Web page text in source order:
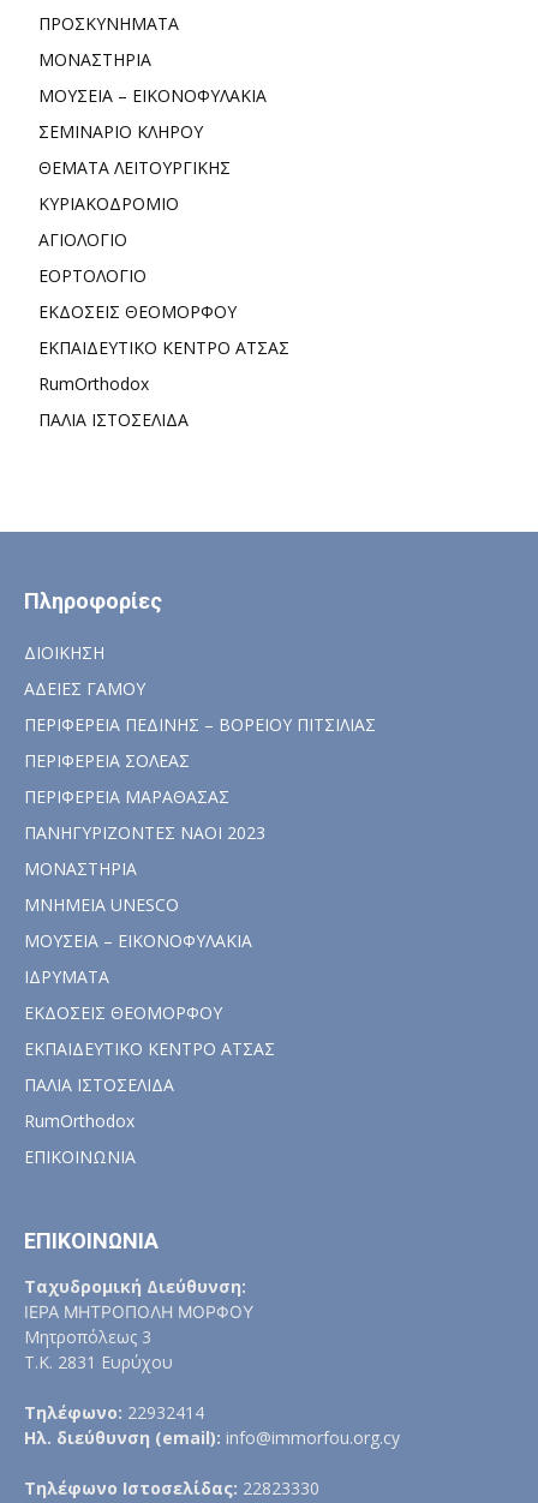
ΠΡΟΣΚΥΝΗΜΑΤΑ
ΜΟΝΑΣΤΗΡΙΑ
ΜΟΥΣΕΙΑ – ΕΙΚΟΝΟΦΥΛΑΚΙΑ
ΣΕΜΙΝΑΡΙΟ ΚΛΗΡΟΥ
ΘΕΜΑΤΑ ΛΕΙΤΟΥΡΓΙΚΗΣ
ΚΥΡΙΑΚΟΔΡΟΜΙΟ
ΑΓΙΟΛΟΓΙΟ
ΕΟΡΤΟΛΟΓΙΟ
ΕΚΔΟΣΕΙΣ ΘΕΟΜΟΡΦΟΥ
ΕΚΠΑΙΔΕΥΤΙΚΟ ΚΕΝΤΡΟ ΑΤΣΑΣ
RumOrthodox
ΠΑΛΙΑ ΙΣΤΟΣΕΛΙΔΑ
Πληροφορίες
ΔΙΟΙΚΗΣΗ
ΑΔΕΙΕΣ ΓΑΜΟΥ
ΠΕΡΙΦΕΡΕΙΑ ΠΕΔΙΝΗΣ – ΒΟΡΕΙΟΥ ΠΙΤΣΙΛΙΑΣ
ΠΕΡΙΦΕΡΕΙΑ ΣΟΛΕΑΣ
ΠΕΡΙΦΕΡΕΙΑ ΜΑΡΑΘΑΣΑΣ
ΠΑΝΗΓΥΡΙΖΟΝΤΕΣ ΝΑΟΙ 2023
ΜΟΝΑΣΤΗΡΙΑ
ΜΝΗΜΕΙΑ UNESCO
ΜΟΥΣΕΙΑ – ΕΙΚΟΝΟΦΥΛΑΚΙΑ
ΙΔΡΥΜΑΤΑ
ΕΚΔΟΣΕΙΣ ΘΕΟΜΟΡΦΟΥ
ΕΚΠΑΙΔΕΥΤΙΚΟ ΚΕΝΤΡΟ ΑΤΣΑΣ
ΠΑΛΙΑ ΙΣΤΟΣΕΛΙΔΑ
RumOrthodox
ΕΠΙΚΟΙΝΩΝΙΑ
ΕΠΙΚΟΙΝΩΝΙΑ
Ταχυδρομική Διεύθυνση:
ΙΕΡΑ ΜΗΤΡΟΠΟΛΗ ΜΟΡΦΟΥ
Μητροπόλεως 3
Τ.Κ. 2831 Ευρύχου
Τηλέφωνο: 22932414
Ηλ. διεύθυνση (email): info@immorfou.org.cy
Τηλέφωνο Ιστοσελίδας: 22823330